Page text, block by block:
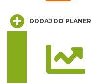
DODAJ DO